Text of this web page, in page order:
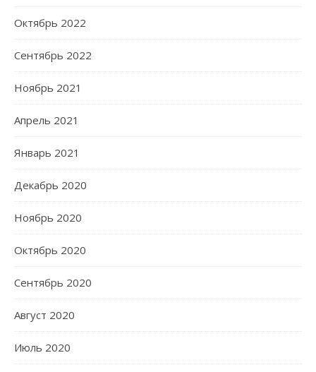
Октябрь 2022
Сентябрь 2022
Ноябрь 2021
Апрель 2021
Январь 2021
Декабрь 2020
Ноябрь 2020
Октябрь 2020
Сентябрь 2020
Август 2020
Июль 2020